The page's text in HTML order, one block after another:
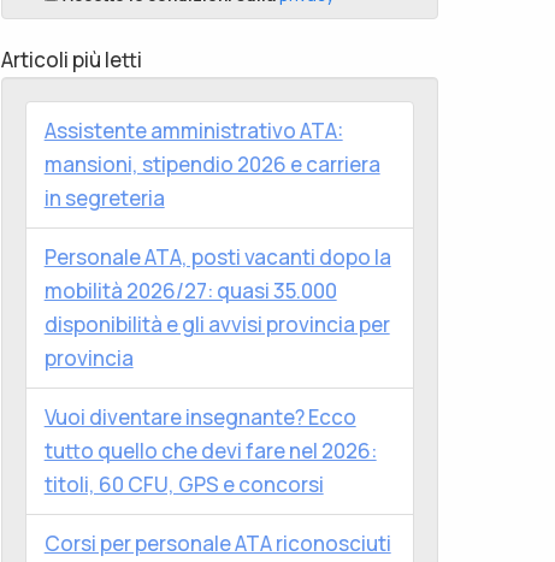
Articoli più letti
Assistente amministrativo ATA:
mansioni, stipendio 2026 e carriera
in segreteria
Personale ATA, posti vacanti dopo la
mobilità 2026/27: quasi 35.000
disponibilità e gli avvisi provincia per
provincia
Vuoi diventare insegnante? Ecco
tutto quello che devi fare nel 2026:
titoli, 60 CFU, GPS e concorsi
Corsi per personale ATA riconosciuti